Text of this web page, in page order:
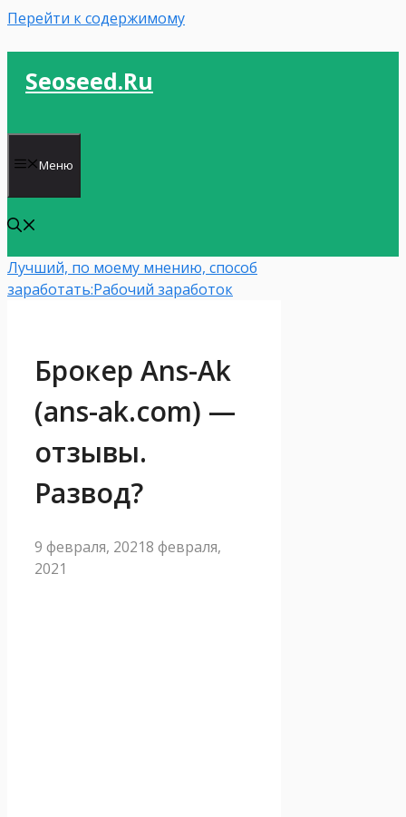
Перейти к содержимому
Seoseed.ru
Меню
Лучший, по моему мнению, способ
заработать:Рабочий заработок
Брокер Ans-Ak
(ans-ak.com) —
отзывы.
Развод?
9 февраля, 20218 февраля,
2021